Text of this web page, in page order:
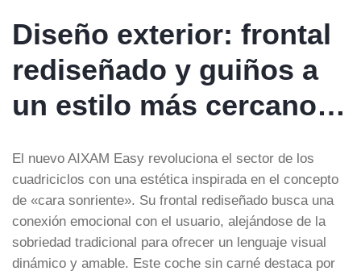
Diseño exterior: frontal
rediseñado y guiños a
un estilo más cercano…
El nuevo AIXAM Easy revoluciona el sector de los
cuadriciclos con una estética inspirada en el concepto
de «cara sonriente». Su frontal rediseñado busca una
conexión emocional con el usuario, alejándose de la
sobriedad tradicional para ofrecer un lenguaje visual
dinámico y amable. Este coche sin carné destaca por